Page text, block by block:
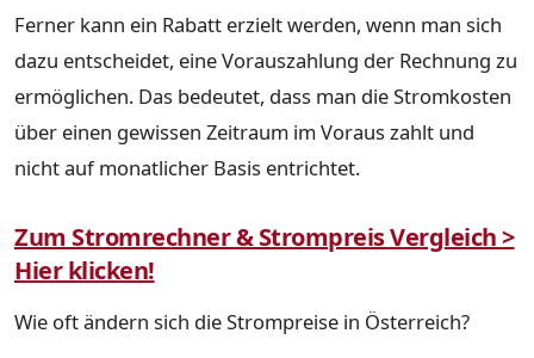
Ferner kann ein Rabatt erzielt werden, wenn man sich
dazu entscheidet, eine Vorauszahlung der Rechnung zu
ermöglichen. Das bedeutet, dass man die Stromkosten
über einen gewissen Zeitraum im Voraus zahlt und
nicht auf monatlicher Basis entrichtet.
Zum Stromrechner & Strompreis Vergleich >
Hier klicken!
Wie oft ändern sich die Strompreise in Österreich?